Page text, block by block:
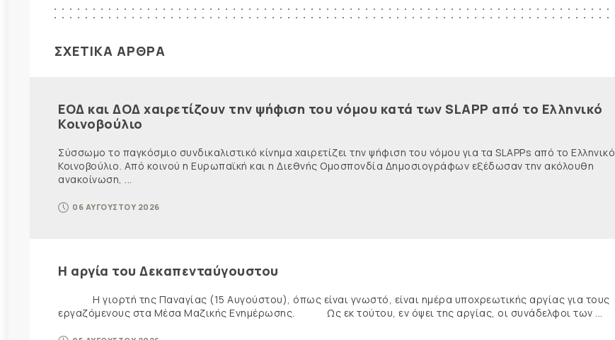
ΣΧΕΤΙΚΑ ΑΡΘΡΑ
ΕΟΔ και ΔΟΔ χαιρετίζουν την ψήφιση του νόμου κατά των SLAPP από το Ελληνικό
Κοινοβούλιο
Σύσσωμο το παγκόσμιο συνδικαλιστικό κίνημα χαιρετίζει την ψήφιση του νόμου για τα SLAPPs από το Ελληνικό
Κοινοβούλιο. Από κοινού η Ευρωπαϊκή και η Διεθνής Ομοσπονδία Δημοσιογράφων εξέδωσαν την ακόλουθη
ανακοίνωση, ...
06 ΑΥΓΟΥΣΤΟΥ 2026
Η αργία του Δεκαπενταύγουστου
Η γιορτή της Παναγίας (15 Αυγούστου), όπως είναι γνωστό, είναι ημέρα υποχρεωτικής αργίας για τους
εργαζόμενους στα Μέσα Μαζικής Ενημέρωσης. Ως εκ τούτου, εν όψει της αργίας, οι συνάδελφοι των ...